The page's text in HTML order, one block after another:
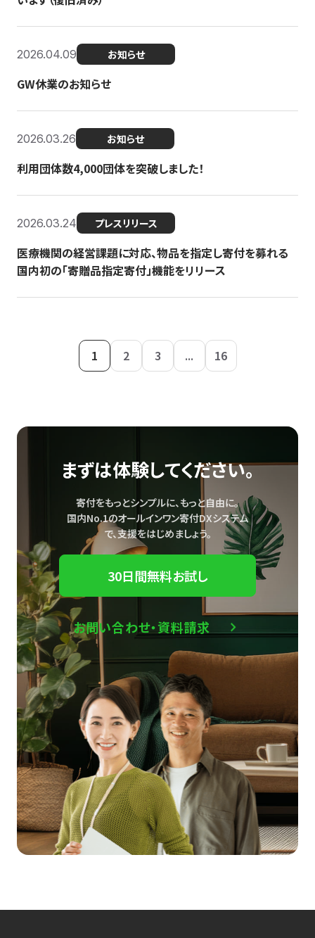
2026.04.09 お知らせ
GW休業のお知らせ
2026.03.26 お知らせ
利用団体数4,000団体を突破しました！
2026.03.24 プレスリリース
医療機関の経営課題に対応、物品を指定し寄付を募れる
国内初の「寄贈品指定寄付」機能をリリース
1 2 3 ... 16
まずは体験してください。
寄付をもっとシンプルに、もっと自由に。
国内No.1のオールインワン寄付DXシステム
で、支援をはじめましょう。
30日間無料お試し
お問い合わせ・資料請求